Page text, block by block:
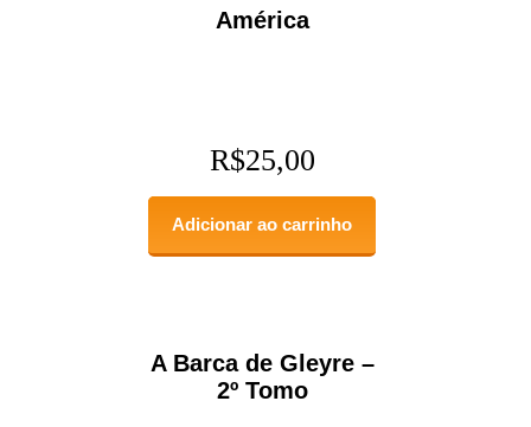
América
R$25,00
Adicionar ao carrinho
A Barca de Gleyre –
2º Tomo